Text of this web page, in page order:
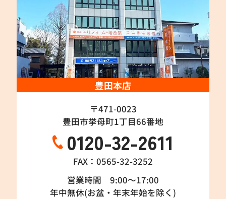
豊田本店
〒471-0023
豊田市挙母町1丁目66番地
0120-32-2611
FAX：0565-32-3252
営業時間 9:00～17:00
年中無休(お盆・年末年始を除く)